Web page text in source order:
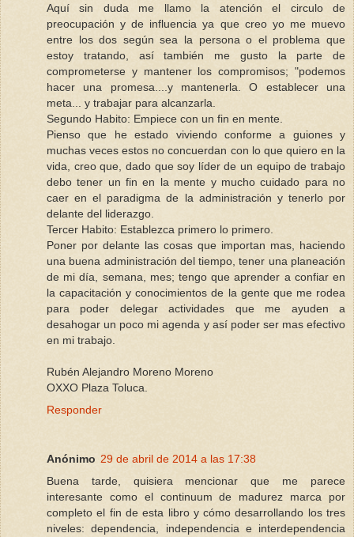
Aquí sin duda me llamo la atención el circulo de
preocupación y de influencia ya que creo yo me muevo
entre los dos según sea la persona o el problema que
estoy tratando, así también me gusto la parte de
comprometerse y mantener los compromisos; "podemos
hacer una promesa....y mantenerla. O establecer una
meta... y trabajar para alcanzarla.
Segundo Habito: Empiece con un fin en mente.
Pienso que he estado viviendo conforme a guiones y
muchas veces estos no concuerdan con lo que quiero en la
vida, creo que, dado que soy líder de un equipo de trabajo
debo tener un fin en la mente y mucho cuidado para no
caer en el paradigma de la administración y tenerlo por
delante del liderazgo.
Tercer Habito: Establezca primero lo primero.
Poner por delante las cosas que importan mas, haciendo
una buena administración del tiempo, tener una planeación
de mi día, semana, mes; tengo que aprender a confiar en
la capacitación y conocimientos de la gente que me rodea
para poder delegar actividades que me ayuden a
desahogar un poco mi agenda y así poder ser mas efectivo
en mi trabajo.
Rubén Alejandro Moreno Moreno
OXXO Plaza Toluca.
Responder
Anónimo 29 de abril de 2014 a las 17:38
Buena tarde, quisiera mencionar que me parece
interesante como el continuum de madurez marca por
completo el fin de esta libro y cómo desarrollando los tres
niveles: dependencia, independencia e interdependencia